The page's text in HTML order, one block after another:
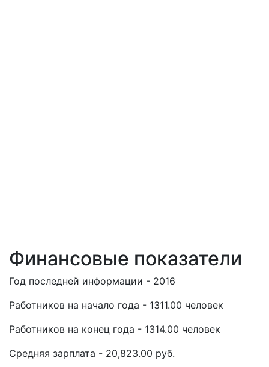
Финансовые показатели
Год последней информации - 2016
Работников на начало года - 1311.00 человек
Работников на конец года - 1314.00 человек
Средняя зарплата - 20,823.00 руб.